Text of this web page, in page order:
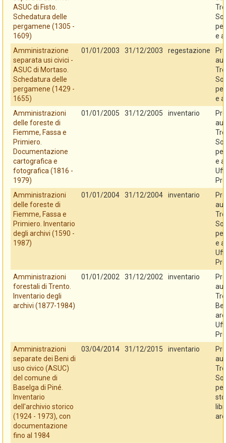
ASUC di Fisto.
Schedatura delle
pergamene (1305 -
1609)
e
Amministrazione
separata usi civici -
ASUC di Mortaso.
Schedatura delle
pergamene (1429 -
1655)
01/01/2003 31/12/2003 regestazione
e
Amministrazioni
delle foreste di
Fiemme, Fassa e
Primiero.
Documentazione
cartografica e
fotografica (1816 -
1979)
01/01/2005 31/12/2005 inventario
e
Amministrazioni
delle foreste di
Fiemme, Fassa e
Primiero. Inventario
degli archivi (1590 -
1987)
01/01/2004 31/12/2004 inventario
e
Amministrazioni
forestali di Trento.
Inventario degli
archivi (1877-1984)
01/01/2002 31/12/2002 inventario
Amministrazioni
separate dei Beni di
uso civico (ASUC)
del comune di
Baselga di Piné.
Inventario
dell'archivio storico
(1924 - 1973), con
documentazione
fino al 1984
03/04/2014 31/12/2015 inventario